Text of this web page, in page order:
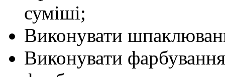
суміші;
Виконувати
Виконувати